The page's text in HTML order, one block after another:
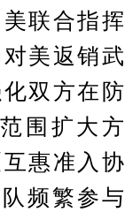
联合指挥
美返销武
双方在防
围扩大方
惠准入协
频繁参与